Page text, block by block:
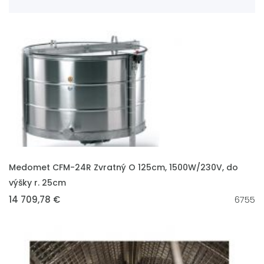
VLOŽIT DO KOŠÍKU
Medomet CFM-24R Zvratný O 125cm, 1500W/230V, do
výšky r. 25cm
14 709,78 € 6755